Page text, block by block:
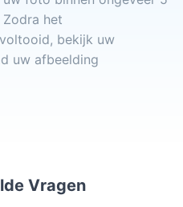
het
bekijk uw
uw afbeelding
Vragen